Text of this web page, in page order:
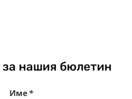
нашия бюлетин
Име*